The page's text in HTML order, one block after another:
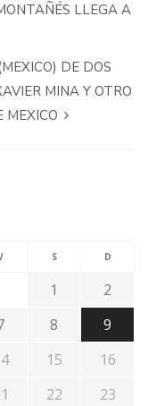
LLEGA A
DE DOS
MINA Y OTRO
MEXICO
S D
1
2
8
9
15
16
22
23